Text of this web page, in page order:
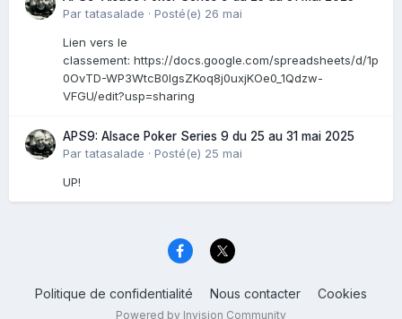
Partatasalade · Posté(e) 26 mai
Lien vers le
classement: https://docs.google.com/spreadsheets/d/1p
0OvTD-WP3WtcB0lgsZKoq8j0uxjKOe0_1Qdzw-
VFGU/edit?usp=sharing
APS9: Alsace Poker Series 9 du 25 au 31 mai 2025
Partatasalade · Posté(e) 25 mai
UP!
Politique de confidentialité Nous contacter Cookies
Powered by Invision Community